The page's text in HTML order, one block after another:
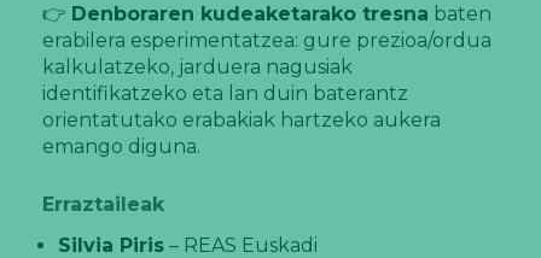
👉 Denboraren kudeaketarako tresna baten
erabilera esperimentatzea: gure prezioa/ordua
kalkulatzeko, jarduera nagusiak
identifikatzeko eta lan duin baterantz
orientatutako erabakiak hartzeko aukera
emango diguna.
Erraztaileak
Silvia Piris – REAS Euskadi